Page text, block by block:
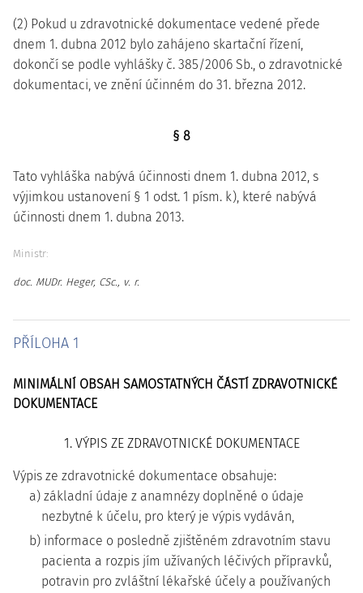
(2) Pokud u zdravotnické dokumentace vedené přede
dnem 1. dubna 2012 bylo zahájeno skartační řízení,
dokončí se podle vyhlášky č. 385/2006 Sb., o zdravotnické
dokumentaci, ve znění účinném do 31. března 2012.
§ 8
Tato vyhláška nabývá účinnosti dnem 1. dubna 2012, s
výjimkou ustanovení § 1 odst. 1 písm. k), které nabývá
účinnosti dnem 1. dubna 2013.
Ministr:
doc. MUDr. Heger, CSc., v. r.
PŘÍLOHA 1
MINIMÁLNÍ OBSAH SAMOSTATNÝCH ČÁSTÍ ZDRAVOTNICKÉ
DOKUMENTACE
1. VÝPIS ZE ZDRAVOTNICKÉ DOKUMENTACE
Výpis ze zdravotnické dokumentace obsahuje:
a) základní údaje z anamnézy doplněné o údaje
nezbytné k účelu, pro který je výpis vydáván,
b) informace o posledně zjištěném zdravotním stavu
pacienta a rozpis jím užívaných léčivých přípravků,
potravin pro zvláštní lékařské účely a používaných